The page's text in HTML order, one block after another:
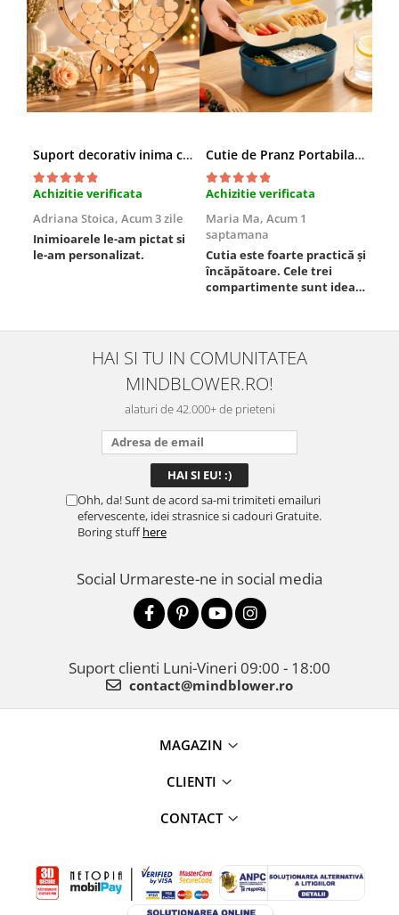
Suport decorativ inima cu mesaje, Cadou cu suflet
Achizitie verificata
Adriana Stoica, Acum 3 zile
Inimioarele le-am pictat si
le-am personalizat.
Cutie de Pranz Portabila cu Compartimente
Achizitie verificata
Maria Ma, Acum 1
saptamana
Cutia este foarte practică și
încăpătoare. Cele trei
compartimente sunt ideale
este sigură, fără scurgeri. O
folosesc aproape zilnic la
serviciu și sunt foarte
mulțumită.
HAI SI TU IN COMUNITATEA
MINDBLOWER.RO!
alaturi de 42.000+ de prieteni
Ohh, da! Sunt de acord sa-mi trimiteti emailuri
efervescente, idei strasnice si cadouri Gratuite.
Boring stuffhere
Social Urmareste-ne in social media
Suport clienti Luni-Vineri 09:00 - 18:00
contact@mindblower.ro
MAGAZIN
CLIENTI
CONTACT